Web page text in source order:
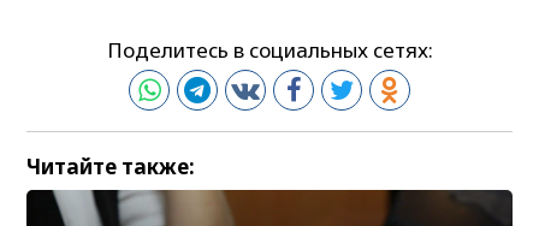
Поделитесь в социальных сетях:
Читайте также: